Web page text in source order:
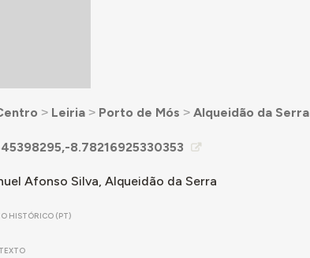
˃ Leiria˃ Porto de Mós ˃ Alqueidão da Serra
8.78216925330353
Afonso Silva, Alqueidão da Serra
HISTÓRICO (PT)